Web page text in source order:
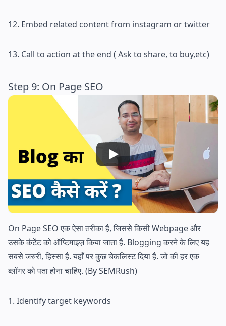
12. Embed related content from instagram or twitter
13. Call to action at the end ( Ask to share, to buy,etc)
Step 9: On Page SEO
On Page SEO एक ऐसा तरीका है, जिससे किसी Webpage और
उसके कंटेंट को ऑप्टिमाइज़ किया जाता है. Blogging करने के लिए यह
सबसे जरुरी, हिस्सा है. यहाँ पर कुछ चेकलिस्ट दिया है. जो की हर एक
ब्लॉगर को पता होना चाहिए. (By SEMRush)
1. Identify target keywords